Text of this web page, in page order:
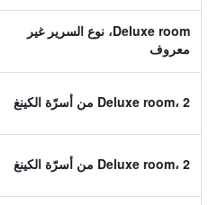
Deluxe room، نوع السرير غير
معروف
Deluxe room، 2 من أسرّة الكينغ
Deluxe room، 2 من أسرّة الكينغ